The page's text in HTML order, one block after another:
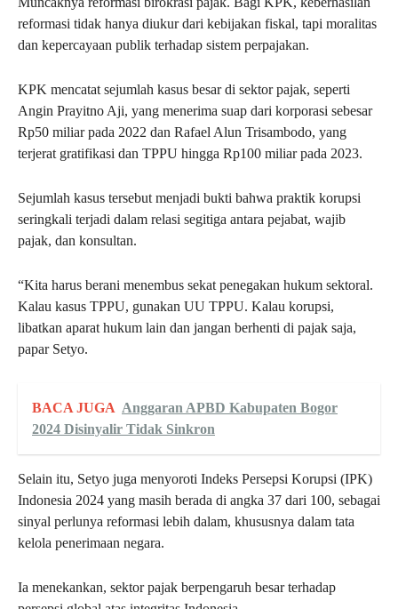
reformasi tidak hanya diukur dari kebijakan fiskal, tapi moralitas
dan kepercayaan publik terhadap sistem perpajakan.
KPK mencatat sejumlah kasus besar di sektor pajak, seperti
Angin Prayitno Aji, yang menerima suap dari korporasi sebesar
Rp50 miliar pada 2022 dan Rafael Alun Trisambodo, yang
terjerat gratifikasi dan TPPU hingga Rp100 miliar pada 2023.
Sejumlah kasus tersebut menjadi bukti bahwa praktik korupsi
seringkali terjadi dalam relasi segitiga antara pejabat, wajib
pajak, dan konsultan.
“Kita harus berani menembus sekat penegakan hukum sektoral.
Kalau kasus TPPU, gunakan UU TPPU. Kalau korupsi,
libatkan aparat hukum lain dan jangan berhenti di pajak saja,
papar Setyo.
BACA JUGA Anggaran APBD Kabupaten Bogor
2024 Disinyalir Tidak Sinkron
Selain itu, Setyo juga menyoroti Indeks Persepsi Korupsi (IPK)
Indonesia 2024 yang masih berada di angka 37 dari 100, sebagai
sinyal perlunya reformasi lebih dalam, khususnya dalam tata
kelola penerimaan negara.
Ia menekankan, sektor pajak berpengaruh besar terhadap